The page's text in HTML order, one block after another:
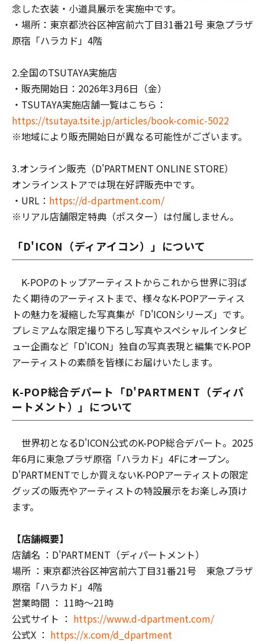
念した衣装・小道具展示を実施中です。
・場所：東京都渋谷区神宮前六丁目31番21号 東急プラザ
原宿「ハラカド」4階
2.全国のTSUTAYA実施店
・販売開始日：2026年3月6日（金）
・TSUTAYA実施店舗一覧はこちら：
https://tsutaya.tsite.jp/articles/book-comic-5022
※地域により販売開始日が異なる可能性がございます。
3.オンライン販売（D'PARTMENT ONLINE STORE）
オンラインストアでは現在好評販売中です。
・URL： https://d-dpartment.com/
※リアル店舗限定特典（ポスター）は付属しません。
「D'ICON（ディアイコン）」について
K-POPのトップアーティストからこれから世界に羽ば
たく期待のアーティストまで、様々なK-POPアーティス
トの魅力を凝縮した写真集が「D'ICONシリーズ」です。
プレミアムな限定撮り下ろし写真やスペシャルインタビ
ュー企画など「D'ICON」独自の写真表現と編集でK-POP
アーティストの素顔を皆様にお届けいたします。
K-POP総合デパート「D'PARTMENT（ディパ
ートメント）」について
世界初となるD'ICON公式のK-POP総合デパート。2025
年6月に東急プラザ原宿「ハラカド」4Fにオープン。
D'PARTMENTでしか買えないK-POPアーティストの限定
グッズの販売やアーティストの特設展示をお楽しみ頂け
ます。
【店舗概要】
店舗名 ：D'PARTMENT（ディパートメント）
場所 ：東京都渋谷区神宮前六丁目31番21号 東急プラザ
原宿「ハラカド」4階
営業時間 ： 11時〜21時
公式サイト ： https://www.d-dpartment.com/
公式X ： https://x.com/d_dpartment